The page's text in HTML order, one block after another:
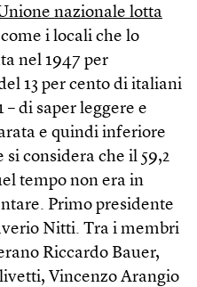
nazionale lotta
i locali che lo
nel 1947 per
13 per cento di italiani
– di saper leggere e
e quindi inferiore
considera che il 59,2
tempo non era in
Primo presidente
Nitti. Tra i membri
Riccardo Bauer,
Vincenzo Arangio